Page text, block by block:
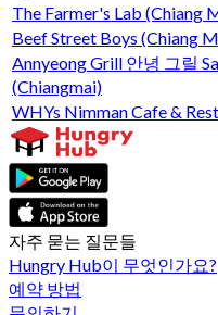
The Farmer's Lab (Chiang
Beef Street Boys (Chiang
Annyeong Grill 안녕 그릴
(Chiangmai)
WHYs Nimman Cafe &
자주 묻는 질문들
Hungry Hub이 무엇인가요?
예약 방법